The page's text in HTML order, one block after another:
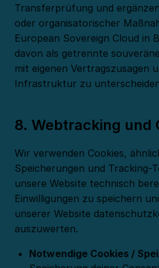
Transferprüfung und
oder organisatorischer
European Sovereign Cloud in
davon als getrennte
mit eigenen Vertragszusagen
Infrastruktur zu
8. Webtracking und
Wir verwenden Cookies,
Speicherungen und Tracking-
unsere Website technisch
Einwilligungen zu speichern
unserer Website
auszuwerten.
Notwendige Cookies /